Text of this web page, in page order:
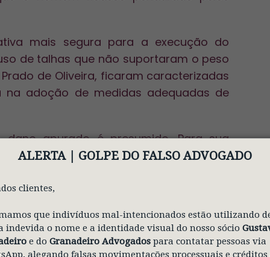
ALERTA | GOLPE DO FALSO ADVOGADO
clientes,
que indivíduos mal-intencionados estão utilizando
indevida o nome e a identidade visual do nosso sócio
e do Granadeiro Advogados para contatar pessoas via
alegando falsas movimentações processuais e créditos
mais segura para a execução do
de talhas que não suportaram o peso
de Oliveira, ficaram caracterizadas
adoção de medidas adequadas de
apurado é presumido. Para sua
ficando pendurado a 140 metros de
relativos ao período de limbo
estabilidade acidentária e verbas